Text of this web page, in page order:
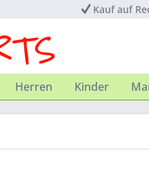
Kauf auf
Herren Kinder